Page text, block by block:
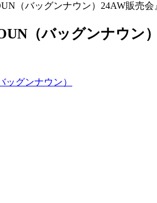
（バッグンナウン）24AW販売会
（バッグンナウン
ッグンナウン）